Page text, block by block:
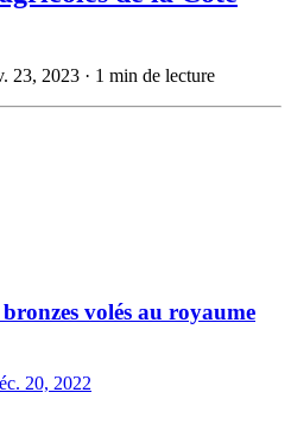
23, 2023 · 1 min de lecture
volés au royaume
20, 2022